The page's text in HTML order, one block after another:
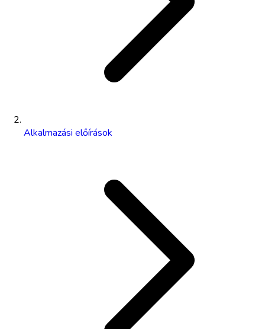
Alkalmazási előírások